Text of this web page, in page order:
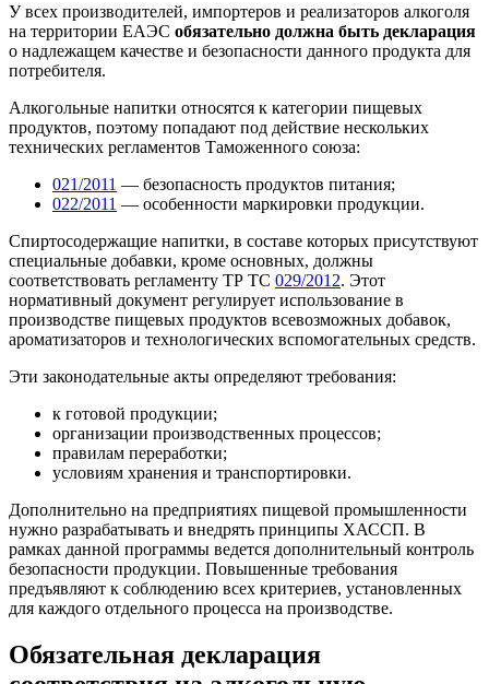
У всех производителей, импортеров и реализаторов алкоголя
на территории ЕАЭС обязательно должна быть декларация
о надлежащем качестве и безопасности данного продукта для
потребителя.
Алкогольные напитки относятся к категории пищевых
продуктов, поэтому попадают под действие нескольких
технических регламентов Таможенного союза:
021/2011 — безопасность продуктов питания;
022/2011 — особенности маркировки продукции.
Спиртосодержащие напитки, в составе которых присутствуют
специальные добавки, кроме основных, должны
соответствовать регламенту ТР ТС 029/2012. Этот
нормативный документ регулирует использование в
производстве пищевых продуктов всевозможных добавок,
ароматизаторов и технологических вспомогательных средств.
Эти законодательные акты определяют требования:
к готовой продукции;
организации производственных процессов;
правилам переработки;
условиям хранения и транспортировки.
Дополнительно на предприятиях пищевой промышленности
нужно разрабатывать и внедрять принципы ХАССП. В
рамках данной программы ведется дополнительный контроль
безопасности продукции. Повышенные требования
предъявляют к соблюдению всех критериев, установленных
для каждого отдельного процесса на производстве.
Обязательная декларация